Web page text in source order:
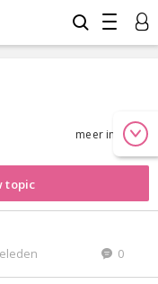
meer info
topic
0